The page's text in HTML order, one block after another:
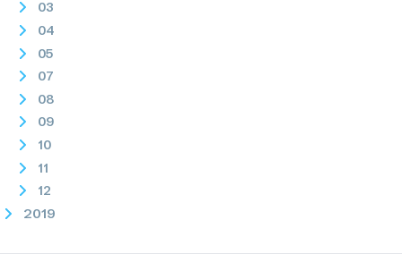
03
04
05
07
08
09
10
11
12
2019
2017